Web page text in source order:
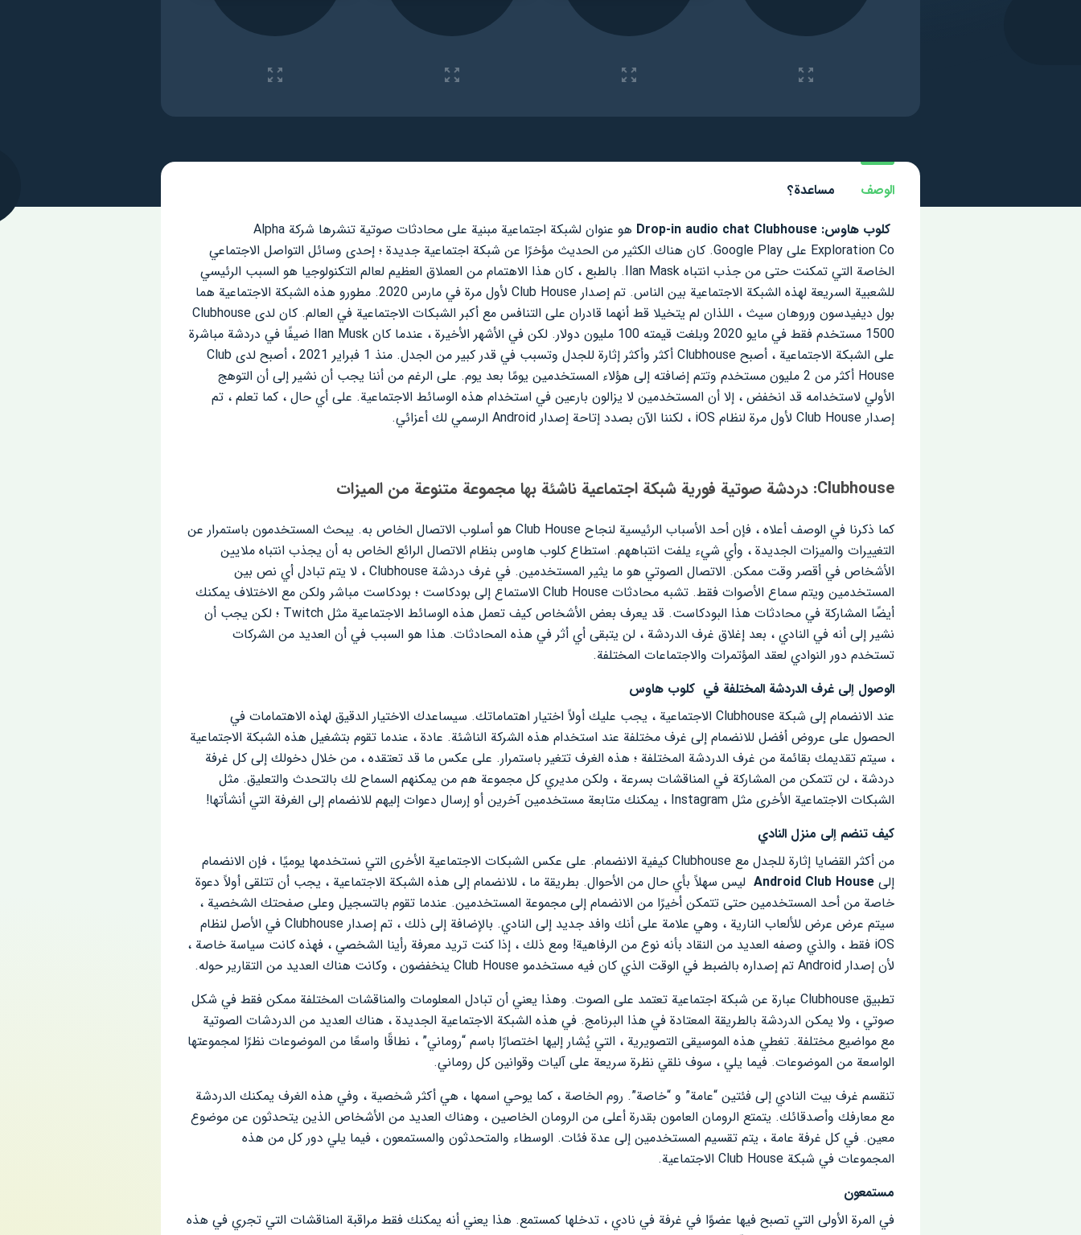
الوصف
مساعدة؟
كلوب هاوس: Drop-in audio chat Clubhouse
هو عنوان لشبكة اجتماعية مبنية على محادثات صوتية تنشرها شركة Alpha
Exploration Co على Google Play. كان هناك الكثير من الحديث مؤخرًا عن شبكة اجتماعية جديدة ؛ إحدى وسائل التواصل الاجتماعي
الخاصة التي تمكنت حتى من جذب انتباه Ilan Mask. بالطبع ، كان هذا الاهتمام من العملاق العظيم لعالم التكنولوجيا هو السبب الرئيسي
للشعبية السريعة لهذه الشبكة الاجتماعية بين الناس. تم إصدار Club House لأول مرة في مارس 2020. مطورو هذه الشبكة الاجتماعية هما
بول ديفيدسون وروهان سيث ، اللذان لم يتخيلا قط أنهما قادران على التنافس مع أكبر الشبكات الاجتماعية في العالم. كان لدى Clubhouse
1500 مستخدم فقط في مايو 2020 وبلغت قيمته 100 مليون دولار. لكن في الأشهر الأخيرة ، عندما كان Ilan Musk ضيفًا في دردشة مباشرة
على الشبكة الاجتماعية ، أصبح Clubhouse أكثر وأكثر إثارة للجدل وتسبب في قدر كبير من الجدل. منذ 1 فبراير 2021 ، أصبح لدى Club
House أكثر من 2 مليون مستخدم وتتم إضافته إلى هؤلاء المستخدمين يومًا بعد يوم. على الرغم من أننا يجب أن نشير إلى أن التوهج
الأولي لاستخدامه قد انخفض ، إلا أن المستخدمين لا يزالون بارعين في استخدام هذه الوسائط الاجتماعية. على أي حال ، كما تعلم ، تم
إصدار Club House لأول مرة لنظام iOS ، لكننا الآن بصدد إتاحة إصدار Android الرسمي لك أعزائي.
Clubhouse: دردشة صوتية فورية شبكة اجتماعية ناشئة بها مجموعة متنوعة من الميزات
كما ذكرنا في الوصف أعلاه ، فإن أحد الأسباب الرئيسية لنجاح Club House هو أسلوب الاتصال الخاص به. يبحث المستخدمون باستمرار عن
التغييرات والميزات الجديدة ، وأي شيء يلفت انتباههم. استطاع كلوب هاوس بنظام الاتصال الرائع الخاص به أن يجذب انتباه ملايين
الأشخاص في أقصر وقت ممكن. الاتصال الصوتي هو ما يثير المستخدمين. في غرف دردشة Clubhouse ، لا يتم تبادل أي نص بين
المستخدمين ويتم سماع الأصوات فقط. تشبه محادثات Club House الاستماع إلى بودكاست ؛ بودكاست مباشر ولكن مع الاختلاف يمكنك
أيضًا المشاركة في محادثات هذا البودكاست. قد يعرف بعض الأشخاص كيف تعمل هذه الوسائط الاجتماعية مثل Twitch ؛ لكن يجب أن
نشير إلى أنه في النادي ، بعد إغلاق غرف الدردشة ، لن يتبقى أي أثر في هذه المحادثات. هذا هو السبب في أن العديد من الشركات
تستخدم دور النوادي لعقد المؤتمرات والاجتماعات المختلفة.
الوصول إلى غرف الدردشة المختلفة في كلوب هاوس
عند الانضمام إلى شبكة Clubhouse الاجتماعية ، يجب عليك أولاً اختيار اهتماماتك. سيساعدك الاختيار الدقيق لهذه الاهتمامات في
الحصول على عروض أفضل للانضمام إلى غرف مختلفة عند استخدام هذه الشركة الناشئة. عادة ، عندما تقوم بتشغيل هذه الشبكة الاجتماعية
، سيتم تقديمك بقائمة من غرف الدردشة المختلفة ؛ هذه الغرف تتغير باستمرار. على عكس ما قد تعتقده ، من خلال دخولك إلى كل غرفة
دردشة ، لن تتمكن من المشاركة في المناقشات بسرعة ، ولكن مديري كل مجموعة هم من يمكنهم السماح لك بالتحدث والتعليق. مثل
الشبكات الاجتماعية الأخرى مثل Instagram ، يمكنك متابعة مستخدمين آخرين أو إرسال دعوات إليهم للانضمام إلى الغرفة التي أنشأتها!
كيف تنضم إلى منزل النادي
من أكثر القضايا إثارة للجدل مع Clubhouse كيفية الانضمام. على عكس الشبكات الاجتماعية الأخرى التي نستخدمها يوميًا ، فإن الانضمام
إلى Android Club House ليس سهلاً بأي حال من الأحوال. بطريقة ما ، للانضمام إلى هذه الشبكة الاجتماعية ، يجب أن تتلقى أولاً دعوة
خاصة من أحد المستخدمين حتى تتمكن أخيرًا من الانضمام إلى مجموعة المستخدمين. عندما تقوم بالتسجيل وعلى صفحتك الشخصية ،
سيتم عرض عرض للألعاب النارية ، وهي علامة على أنك وافد جديد إلى النادي. بالإضافة إلى ذلك ، تم إصدار Clubhouse في الأصل لنظام
iOS فقط ، والذي وصفه العديد من النقاد بأنه نوع من الرفاهية! ومع ذلك ، إذا كنت تريد معرفة رأينا الشخصي ، فهذه كانت سياسة خاصة ،
لأن إصدار Android تم إصداره بالضبط في الوقت الذي كان فيه مستخدمو Club House ينخفضون ، وكانت هناك العديد من التقارير حوله.
تطبيق Clubhouse عبارة عن شبكة اجتماعية تعتمد على الصوت. وهذا يعني أن تبادل المعلومات والمناقشات المختلفة ممكن فقط في شكل
صوتي ، ولا يمكن الدردشة بالطريقة المعتادة في هذا البرنامج. في هذه الشبكة الاجتماعية الجديدة ، هناك العديد من الدردشات الصوتية
مع مواضيع مختلفة. تغطي هذه الموسيقى التصويرية ، التي يُشار إليها اختصارًا باسم “روماني” ، نطاقًا واسعًا من الموضوعات نظرًا لمجموعتها
الواسعة من الموضوعات. فيما يلي ، سوف نلقي نظرة سريعة على آليات وقوانين كل روماني.
تنقسم غرف بيت النادي إلى فئتين “عامة” و “خاصة”. روم الخاصة ، كما يوحي اسمها ، هي أكثر شخصية ، وفي هذه الغرف يمكنك الدردشة
مع معارفك وأصدقائك. يتمتع الرومان العامون بقدرة أعلى من الرومان الخاصين ، وهناك العديد من الأشخاص الذين يتحدثون عن موضوع
معين. في كل غرفة عامة ، يتم تقسيم المستخدمين إلى عدة فئات. الوسطاء والمتحدثون والمستمعون ، فيما يلي دور كل من هذه
المجموعات في شبكة Club House الاجتماعية.
مستمعون
في المرة الأولى التي تصبح فيها عضوًا في غرفة في نادي ، تدخلها كمستمع. هذا يعني أنه يمكنك فقط مراقبة المناقشات التي تجري في هذه